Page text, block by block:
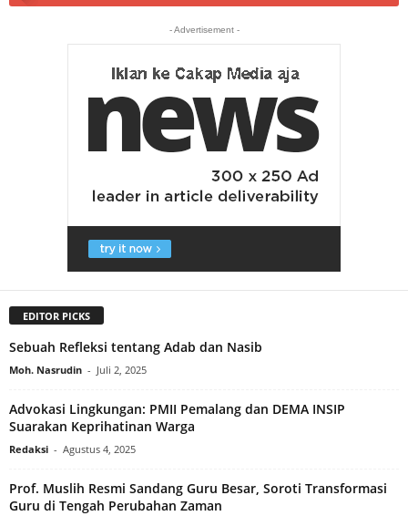
- Advertisement -
EDITOR PICKS
Sebuah Refleksi tentang Adab dan Nasib
Moh. Nasrudin - Juli 2, 2025
Advokasi Lingkungan: PMII Pemalang dan DEMA INSIP
Suarakan Keprihatinan Warga
Redaksi - Agustus 4, 2025
Prof. Muslih Resmi Sandang Guru Besar, Soroti Transformasi
Guru di Tengah Perubahan Zaman